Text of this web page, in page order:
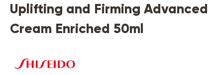
Uplifting and Firming Advanced
Cream Enriched 50ml